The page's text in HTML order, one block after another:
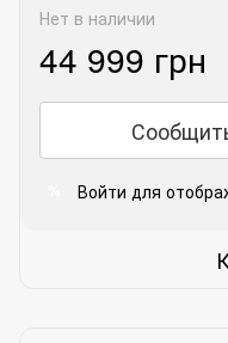
Нет в наличии
44 999 грн
Войти для